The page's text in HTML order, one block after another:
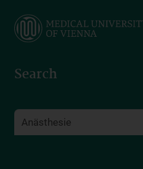
main
Search